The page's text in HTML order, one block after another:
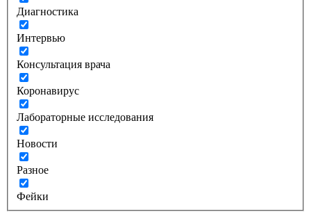
Диагностика
Интервью
Консультация врача
Коронавирус
Лабораторные исследования
Новости
Разное
Фейки